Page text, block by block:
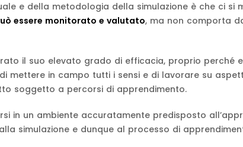
e della metodologia della simulazione è che ci si
essere monitorato e valutato, ma non comporta
il suo elevato grado di efficacia, proprio perché
mettere in campo tutti i sensi e di lavorare su
soggetto a percorsi di apprendimento.
in un ambiente accuratamente predisposto
simulazione e dunque al processo di